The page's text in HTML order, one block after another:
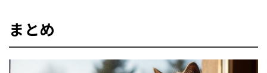
まとめ